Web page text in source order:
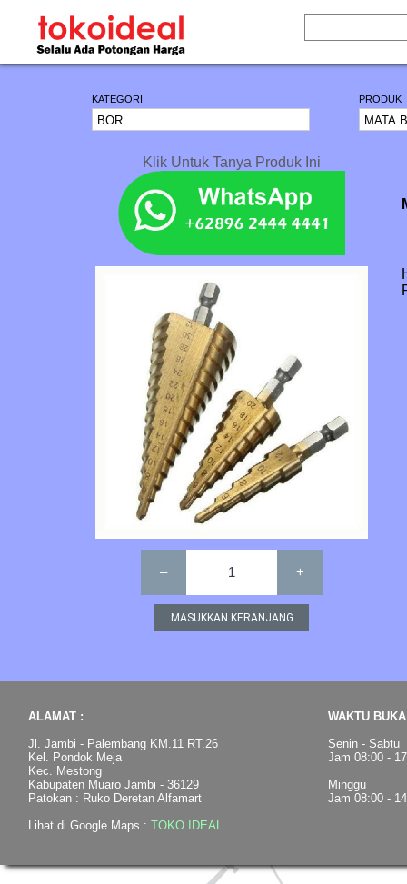
KATEGORI PRODUK
Klik Untuk Tanya Produk Ini
– 1 +
ALAMAT :
Jl. Jambi - Palembang KM.11 RT.26
Kel. Pondok Meja
Kec. Mestong
Kabupaten Muaro Jambi - 36129
Patokan : Ruko Deretan Alfamart
Lihat di Google Maps : TOKO IDEAL
WAKTU
Senin - Sabtu
Jam 08:00 -
Minggu
Jam 08:00 -